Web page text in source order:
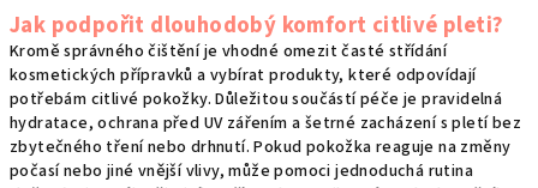
Jak podpořit dlouhodobý komfort citlivé pleti?
Kromě správného čištění je vhodné omezit časté střídání
kosmetických přípravků a vybírat produkty, které odpovídají
potřebám citlivé pokožky. Důležitou součástí péče je pravidelná
hydratace, ochrana před UV zářením a šetrné zacházení s pletí bez
zbytečného tření nebo drhnutí. Pokud pokožka reaguje na změny
počasí nebo jiné vnější vlivy, může pomoci jednoduchá rutina